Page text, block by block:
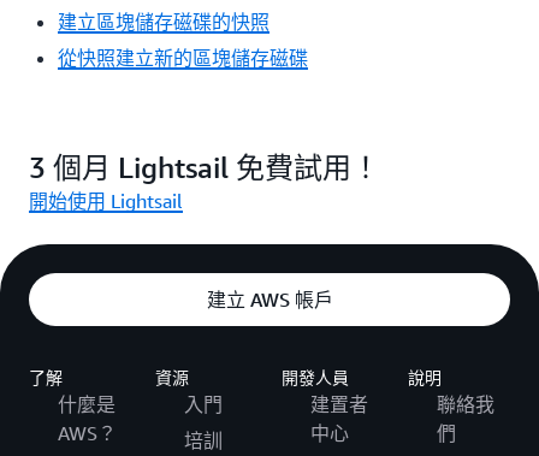
建立區塊儲存磁碟的快照
從快照建立新的區塊儲存磁碟
3 個月 Lightsail 免費試用！
開始使用 Lightsail
建立 AWS 帳戶
了解
什麼是
AWS？
資源
入門
培訓
開發人員
建置者
中心
說明
聯絡我
們